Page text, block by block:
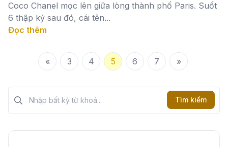
Coco Chanel mọc lên giữa lòng thành phố Paris. Suốt
6 thập kỷ sau đó, cái tên...
Đọc thêm
« 3 4 5 6 7 »
Tìm kiếm?>
Tìm kiếm